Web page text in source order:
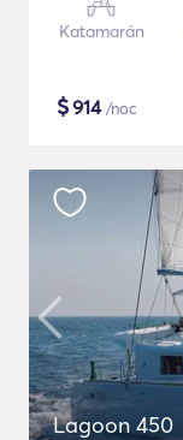
Katamarán
$914/noc
Lagoon 450